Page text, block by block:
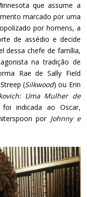
que assume a
marcado por uma
por homens, a
de assédio e decide
dessa chefe de família,
na tradição de
Rae de Sally Field
(Silkwood) ou Erin
Uma Mulher de
indicada ao Oscar,
por Johnny e